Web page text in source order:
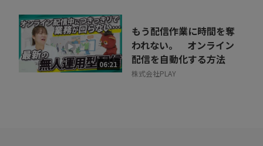
06:21
もう配信作業に時間を奪
われない。 オンライン
配信を自動化する方法
株式会社PLAY